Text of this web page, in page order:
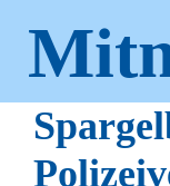
und